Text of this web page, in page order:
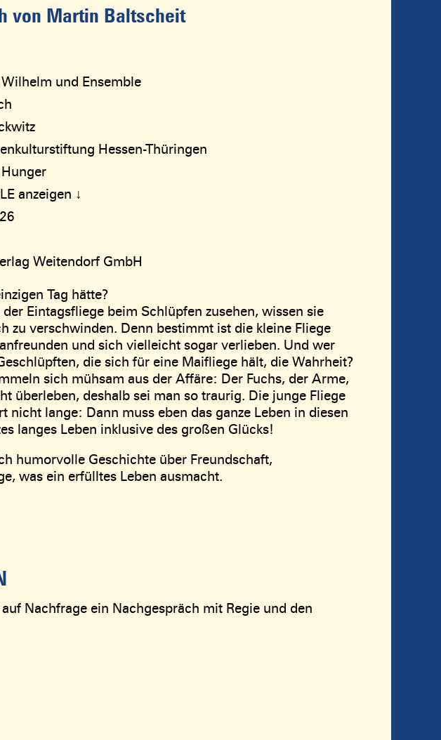
von Martin Baltscheit
und Ensemble
Hessen-Thüringen
anzeigen ↓
Weitendorf GmbH
Tag hätte?
Eintagsfliege beim Schlüpfen zusehen, wissen sie
zu verschwinden. Denn bestimmt ist die kleine Fliege
und sich vielleicht sogar verlieben. Und wer
die sich für eine Maifliege hält, die Wahrheit?
sich mühsam aus der Affäre: Der Fuchs, der Arme,
überleben, deshalb sei man so traurig. Die junge Fliege
nicht lange: Dann muss eben das ganze Leben in diesen
langes Leben inklusive des großen Glücks!
humorvolle Geschichte über Freundschaft,
was ein erfülltes Leben ausmacht.
Nachfrage ein Nachgespräch mit Regie und den